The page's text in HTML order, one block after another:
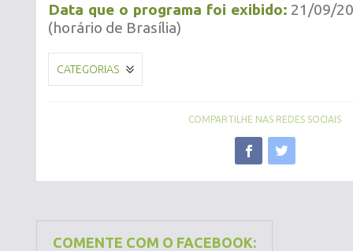
Data que o programa foi exibido: 21/09/
(horário de Brasília)
CATEGORIAS
COMPARTILHE NAS REDES SOCIAIS
COMENTE COM O FACEBOOK: